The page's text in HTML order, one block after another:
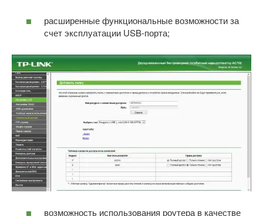
расширенные функциональные возможности за
счет эксплуатации USB-порта;
возможность использования роутера в качестве